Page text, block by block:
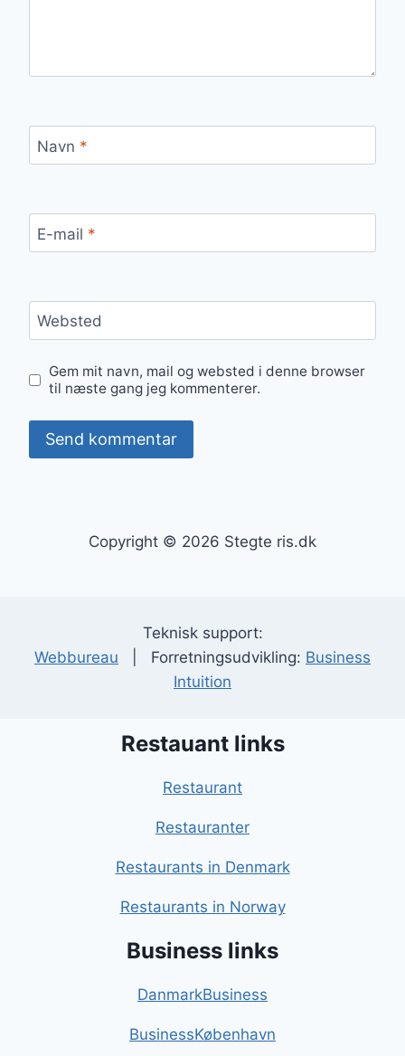
Navn *
E-mail *
Websted
Gem mit navn, mail og websted i denne browser
til næste gang jeg kommenterer.
Copyright © 2026 Stegte ris.dk
Teknisk support:
Webbureau | Forretningsudvikling: Business
Intuition
Restauant links
Restaurant
Restauranter
Restaurants in Denmark
Restaurants in Norway
Business links
DanmarkBusiness
BusinessKøbenhavn